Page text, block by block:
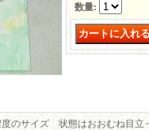
数量:
のサイズ 状態はおおむね目立